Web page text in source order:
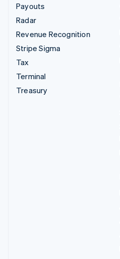
Payouts
Radar
Revenue Recognition
Stripe Sigma
Tax
Terminal
Treasury